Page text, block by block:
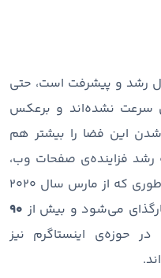
رشد و پیشرفت است، حتی
سرعت نشده‌اند و برعکس
این فضا را بیشتر هم
رشد فزاینده‌ی صفحات وب،
مربوط می‌شود به بحران کرونا، به طوری که از مارس سال ۲۰۲۰
می‌شود و بیش از ۹۰
حوزه‌ی اینستاگرم نیز